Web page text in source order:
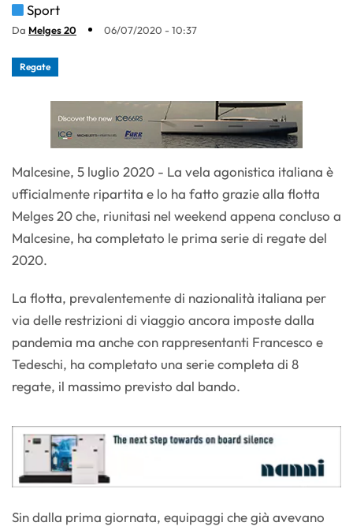
Sport
Da Melges 20 06/07/2020 - 10:37
Regate
Malcesine, 5 luglio 2020 - La vela agonistica italiana è
ufficialmente ripartita e lo ha fatto grazie alla flotta
Melges 20 che, riunitasi nel weekend appena concluso a
Malcesine, ha completato le prima serie di regate del
2020.
La flotta, prevalentemente di nazionalità italiana per
via delle restrizioni di viaggio ancora imposte dalla
pandemia ma anche con rappresentanti Francesco e
Tedeschi, ha completato una serie completa di 8
regate, il massimo previsto dal bando.
Sin dalla prima giornata, equipaggi che già avevano